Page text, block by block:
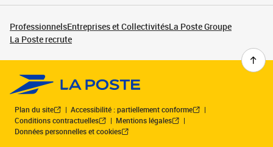
ProfessionnelsEntreprises et CollectivitésLa Poste Groupe
La Poste recrute
Plan du site
Accessibilité : partiellement conforme
Conditions contractuelles
Mentions légales
Données personnelles et cookies